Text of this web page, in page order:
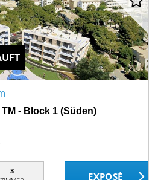
- Block 1 (Süden)
3